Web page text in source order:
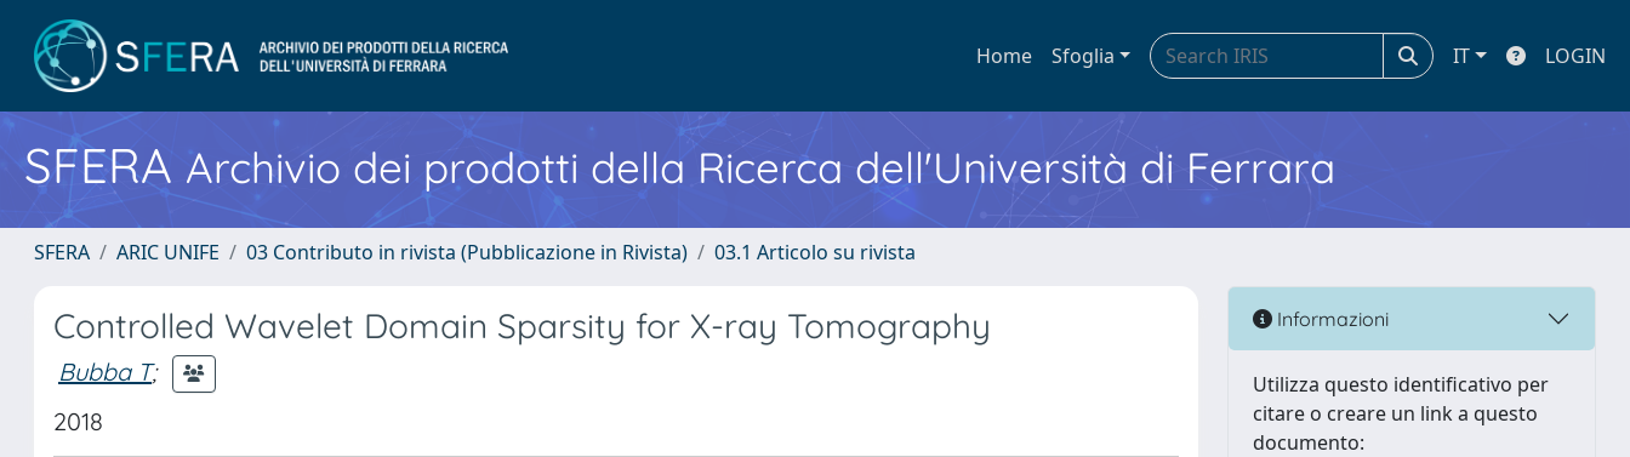
Home Sfoglia IT LOGIN
SFERA Archivio dei prodotti della Ricerca dell'Università di Ferrara
SFERA ARIC UNIFE 03 Contributo in rivista (Pubblicazione in Rivista) 03.1 Articolo su rivista
Controlled Wavelet Domain Sparsity for X-ray Tomography
Bubba T;
2018
Informazioni
Utilizza questo identificativo per
citare o creare un link a questo
documento: